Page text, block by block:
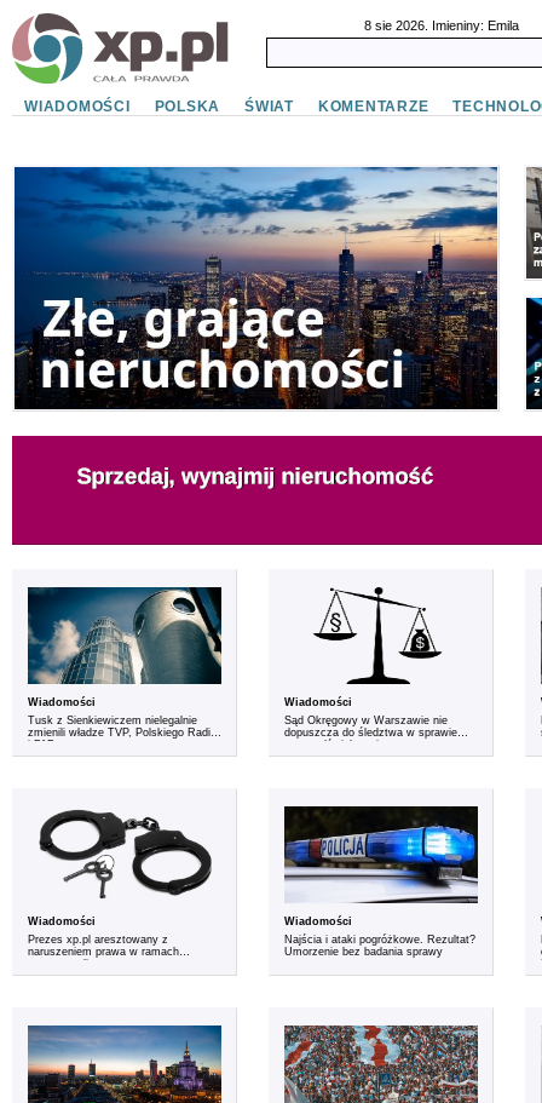
8 sie 2026. Imieniny: Emila
WIADOMOŚCI POLSKA ŚWIAT KOMENTARZE
Wiadomości
Tusk z Sienkiewiczem nielegalnie
zmienili władze TVP, Polskiego Radia
i PAP
Wiadomości
Sąd Okręgowy w Warszawie nie
dopuszcza do śledztwa w sprawie
tortury dźwiękowej
Wiadomości
Prezes xp.pl aresztowany z
naruszeniem prawa w ramach
procesu politycznego
Wiadomości
Najścia i ataki pogróżkowe. Rezultat?
Umorzenie bez badania sprawy